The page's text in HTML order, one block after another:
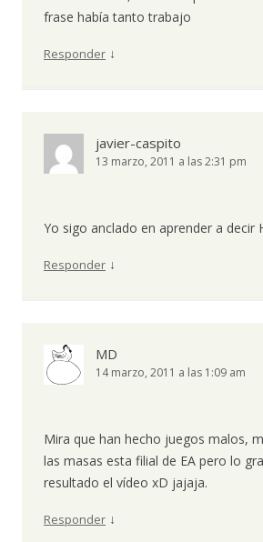
frase había tanto trabajo
Responder ↓
javier-caspito
13 marzo, 2011 a las 2:31 pm
Yo sigo anclado en aprender a decir
Responder ↓
MD
14 marzo, 2011 a las 1:09 am
Mira que han hecho juegos malos,
las masas esta filial de EA pero lo
resultado el vídeo xD jajaja.
Responder ↓